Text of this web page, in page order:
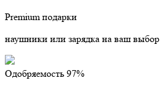
Premium подарки
наушники или зарядка на ваш выбор
Одобряемость 97%